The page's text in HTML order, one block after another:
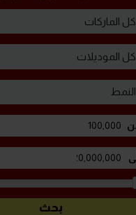
كل الماركات
كل الموديلات
النمط